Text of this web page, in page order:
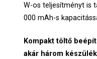
W-os teljesítményt is
000 mAh-s
Kompakt töltő
akár három